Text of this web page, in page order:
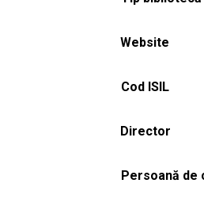
Website
Cod ISIL
Director
Persoană de